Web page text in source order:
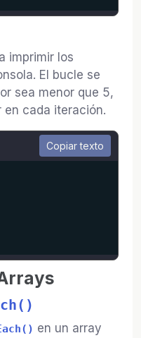
imprimir los
El bucle se
sea menor que 5,
cada iteración.
Copiar texto
en un array